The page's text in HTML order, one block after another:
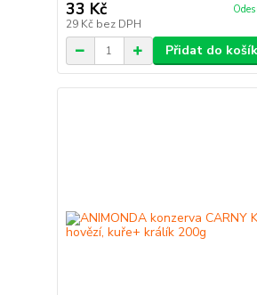
33 Kč
29 Kč bez DPH
Přidat do